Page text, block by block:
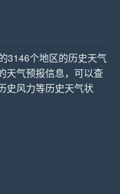
3146个地区的历史天气
天气预报信息，可以查
史风力等历史天气状